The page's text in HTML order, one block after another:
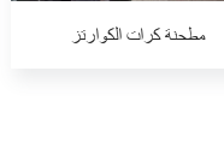
مطحنة كرات الكوارتز